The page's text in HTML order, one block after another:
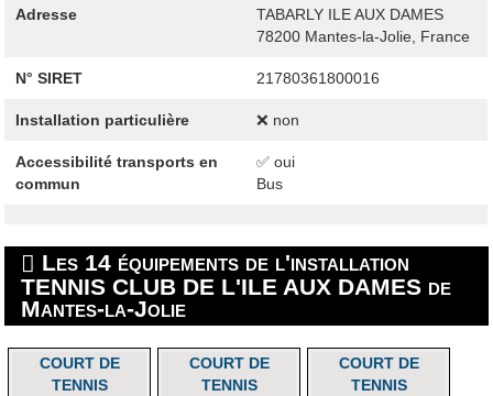
Adresse
TABARLY ILE AUX DAMES
78200 Mantes-la-Jolie, France
N° SIRET 21780361800016
Installation particulière ❌ non
Accessibilité transports en
commun
✅ oui
Bus
Les 14 équipements de l'installation
TENNIS CLUB DE L'ILE AUX DAMES de
Mantes-la-Jolie
COURT DE
TENNIS
COURT DE
TENNIS
COURT DE
TENNIS